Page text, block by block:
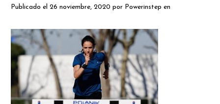
Publicado el26 noviembre, 2020 por Powerinstep en